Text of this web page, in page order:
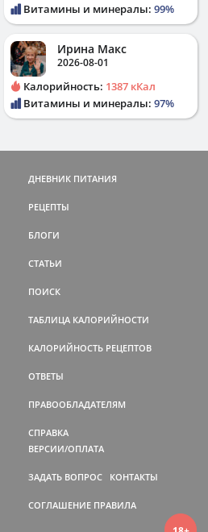
Витамины и минералы: 99%
Ирина Макс
2026-08-01
Калорийность: 1387 кКал
Витамины и минералы: 97%
ДНЕВНИК ПИТАНИЯ
РЕЦЕПТЫ
БЛОГИ
СТАТЬИ
ПОИСК
ТАБЛИЦА КАЛОРИЙНОСТИ
КАЛОРИЙНОСТЬ РЕЦЕПТОВ
ОТВЕТЫ
ПРАВООБЛАДАТЕЛЯМ
СПРАВКА
ВЕРСИИ/ОПЛАТА
ЗАДАТЬ ВОПРОС КОНТАКТЫ
СОГЛАШЕНИЕ ПРАВИЛА